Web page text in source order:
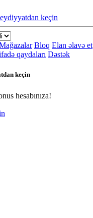
keçin
Bloq Elan əlavə et
qaydaları Dəstək
keçin
hesabınıza!